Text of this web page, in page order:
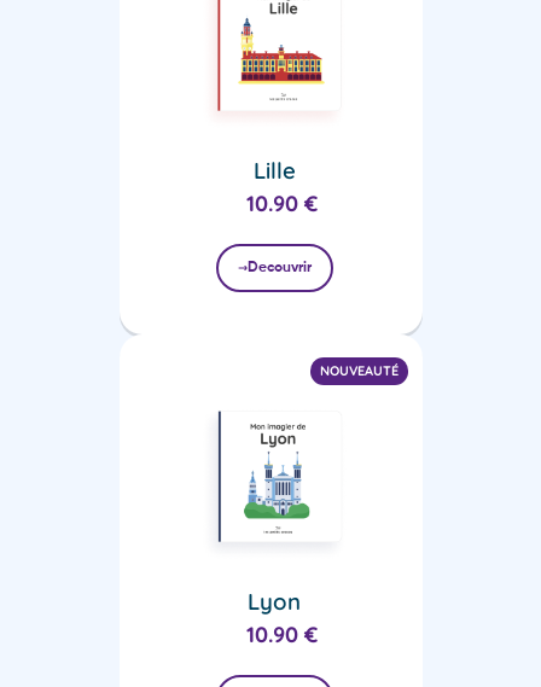
Lille
10.90 €
Decouvrir
NOUVEAUTÉ
Lyon
10.90 €